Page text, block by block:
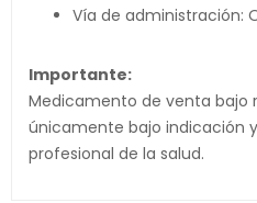
Vía de administración:
Importante:
Medicamento de venta bajo
únicamente bajo indicación
profesional de la salud.